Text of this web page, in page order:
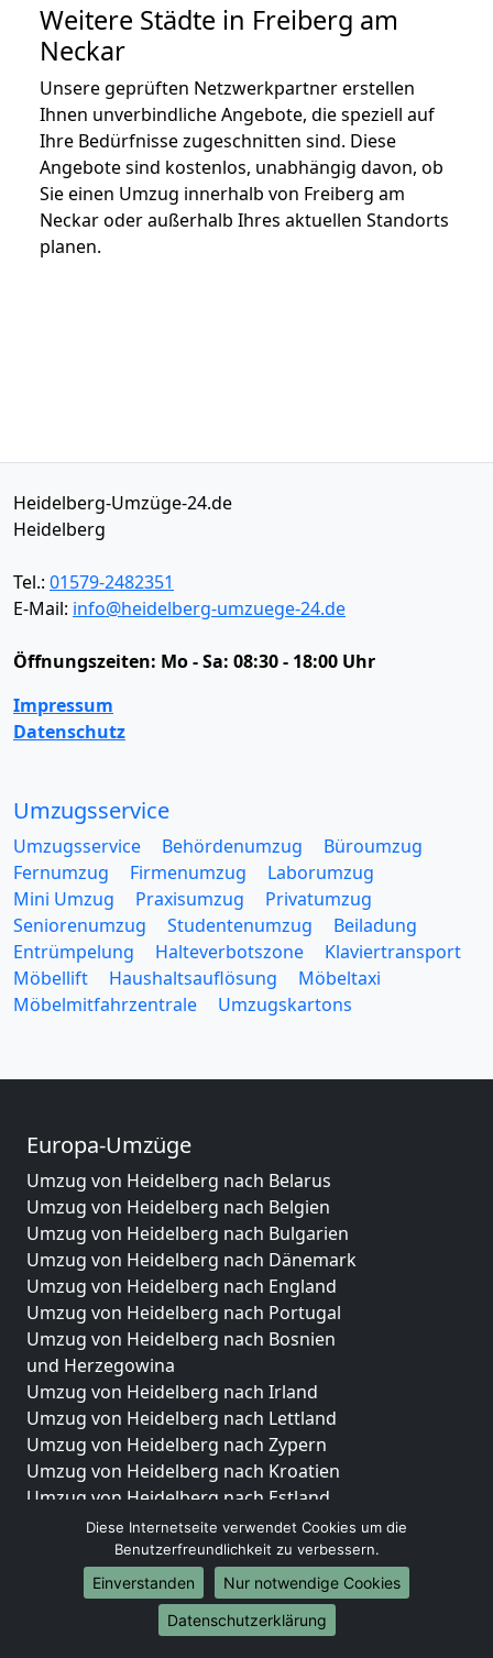
Weitere Städte in Freiberg am
Neckar
Unsere geprüften Netzwerkpartner erstellen
Ihnen unverbindliche Angebote, die speziell auf
Ihre Bedürfnisse zugeschnitten sind. Diese
Angebote sind kostenlos, unabhängig davon, ob
Sie einen Umzug innerhalb von Freiberg am
Neckar oder außerhalb Ihres aktuellen Standorts
planen.
Heidelberg-Umzüge-24.de
Heidelberg
Tel.: 01579-2482351
E-Mail: info@heidelberg-umzuege-24.de
Öffnungszeiten: Mo - Sa: 08:30 - 18:00 Uhr
Impressum
Datenschutz
Umzugsservice
Umzugsservice Behördenumzug
Büroumzug
Fernumzug
Firmenumzug
Laborumzug
Mini Umzug
Praxisumzug
Privatumzug
Seniorenumzug
Studentenumzug
Beiladung
Entrümpelung
Halteverbotszone
Klaviertransport
Möbellift
Haushaltsauflösung
Möbeltaxi
Möbelmitfahrzentrale
Umzugskartons
Europa-Umzüge
Umzug von Heidelberg nach Belarus
Umzug von Heidelberg nach Belgien
Umzug von Heidelberg nach Bulgarien
Umzug von Heidelberg nach Dänemark
Umzug von Heidelberg nach England
Umzug von Heidelberg nach Portugal
Umzug von Heidelberg nach Bosnien
und Herzegowina
Umzug von Heidelberg nach Irland
Umzug von Heidelberg nach Lettland
Umzug von Heidelberg nach Zypern
Umzug von Heidelberg nach Kroatien
Umzug von Heidelberg nach Estland
Umzug von Heidelberg nach Finnland
Umzug von Heidelberg nach Frankreich
Umzug von Heidelberg nach Griechenland
Umzug von Heidelberg nach Italien
Umzug von Heidelberg nach Liechtenstein
Diese Internetseite verwendet Cookies um die
Benutzerfreundlichkeit zu verbessern.
Einverstanden
Nur notwendige Cookies
Datenschutzerklärung